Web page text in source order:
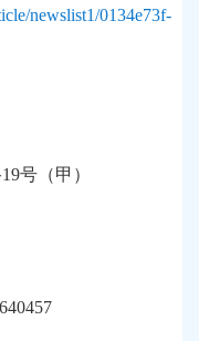
newslist1/0134e73f-
19号（甲）